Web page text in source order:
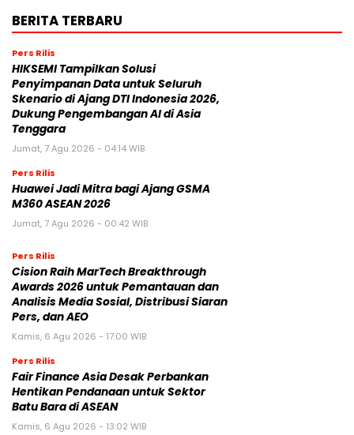
BERITA TERBARU
Pers Rilis
HIKSEMI Tampilkan Solusi
Penyimpanan Data untuk Seluruh
Skenario di Ajang DTI Indonesia 2026,
Dukung Pengembangan AI di Asia
Tenggara
Jumat, 7 Agu 2026 - 04:14 WIB
Pers Rilis
Huawei Jadi Mitra bagi Ajang GSMA
M360 ASEAN 2026
Jumat, 7 Agu 2026 - 00:42 WIB
Pers Rilis
Cision Raih MarTech Breakthrough
Awards 2026 untuk Pemantauan dan
Analisis Media Sosial, Distribusi Siaran
Pers, dan AEO
Kamis, 6 Agu 2026 - 17:00 WIB
Pers Rilis
Fair Finance Asia Desak Perbankan
Hentikan Pendanaan untuk Sektor
Batu Bara di ASEAN
Kamis, 6 Agu 2026 - 13:02 WIB